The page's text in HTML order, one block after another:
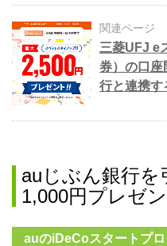
関連ページ
三菱UFJ e
券）の口座
行と連携す
auじぶん銀行を
1,000円プレゼ
auのiDeCoスタートプ